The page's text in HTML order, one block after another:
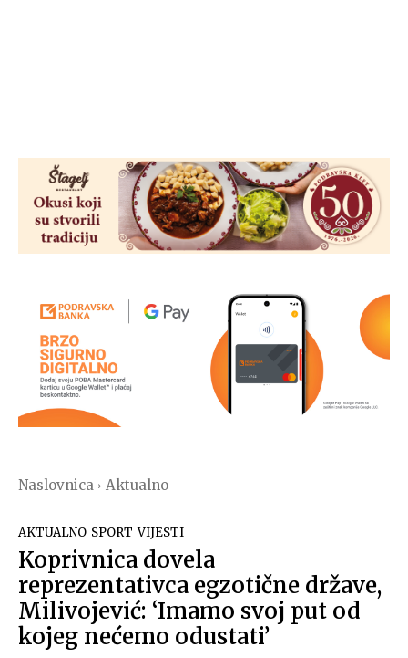
Naslovnica Aktualno
AKTUALNO SPORT VIJESTI
Koprivnica dovela
reprezentativca egzotične države,
Milivojević: ‘Imamo svoj put od
kojeg nećemo odustati’